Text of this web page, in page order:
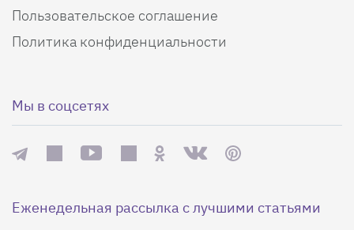
Пользовательское соглашение
Политика конфиденциальности
Мы в соцсетях
Еженедельная рассылка с лучшими статьями